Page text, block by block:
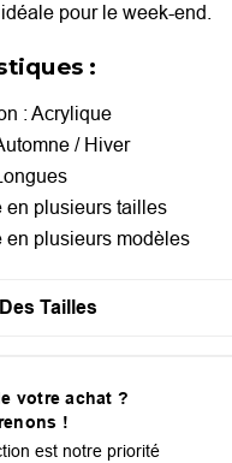
pour le week-end.
:
: Acrylique
/ Hiver
en plusieurs tailles
en plusieurs modèles
Tailles
votre achat ?
!
est notre priorité